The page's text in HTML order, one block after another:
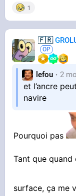
1
🇫🇷
lefou 2
et l’ancre
navire
Pourquoi pas
Tant que quand
surface, ça me